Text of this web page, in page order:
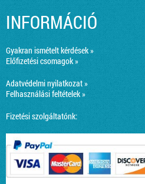
INFORMÁCIÓ
Gyakran ismételt kérdések »
Előfizetési csomagok »
Adatvédelmi nyilatkozat »
Felhasználási feltételek »
Fizetési szolgáltatónk: